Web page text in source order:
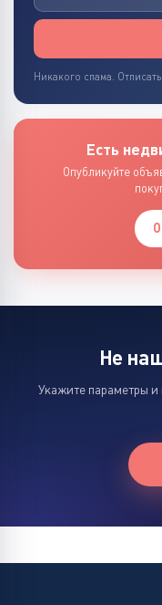
Никакого спама.
Есть
Опубликуйте
Не
Укажите параметры